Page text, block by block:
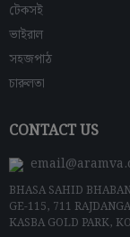
টেকসই
ভাইরাল
সহজপাঠ
চারুলতা
CONTACT US
BHASA SAHID
GE-115, 711
KASBA GOLD PARK,